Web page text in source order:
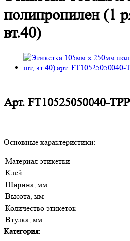
полипропилен (1
вт.40)
Арт. FT10525050040-TPP
Основные характеристики:
Материал этикетки
Клей
Ширина, мм
Высота, мм
Количество этикеток
Втулка, мм
Категория: